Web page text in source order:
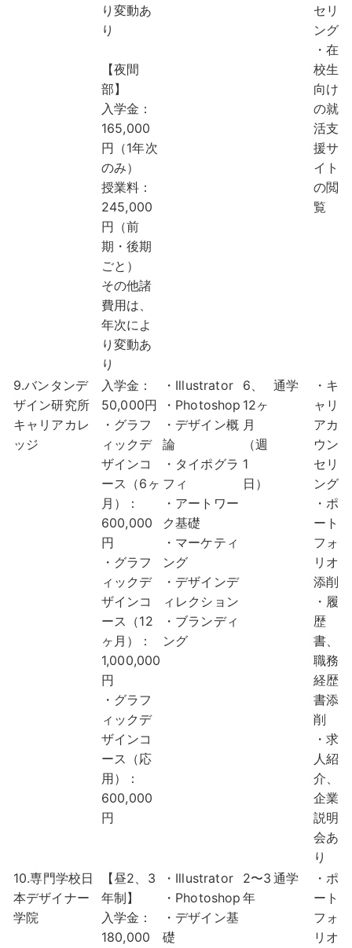
り変動あ
り
【夜間
部】
入学金：
165,000
円（1年次
のみ）
授業料：
245,000
円（前
期・後期
ごと）
その他諸
費用は、
年次によ
り変動あ
り
セリ
ング
・在
校生
向け
の就
活支
援サ
イト
の閲
覧
9.バンタンデ
ザイン研究所
キャリアカレ
ッジ
入学金：
50,000円
・グラフ
ィックデ
ザインコ
ース（6ヶ
月）：
600,000
円
・グラフ
ィックデ
ザインコ
ース（12
ヶ月）：
1,000,000
円
・グラフ
ィックデ
ザインコ
ース（応
用）：
600,000
円
・Illustrator
・Photoshop
・デザイン概
論
・タイポグラ
フィ
・アートワー
ク基礎
・マーケティ
ング
・デザインデ
ィレクション
・ブランディ
ング
6、
12ヶ
月
（週
1
日）
通学
・キ
ャリ
アカ
ウン
セリ
ング
・ポ
ート
フォ
リオ
添削
・履
歴
書、
職務
経歴
書添
削
・求
人紹
介、
企業
説明
会あ
り
10.専門学校日
本デザイナー
学院
【昼2、3
年制】
入学金：
180,000
・Illustrator
・Photoshop
・デザイン基
礎
2〜3
年
通学
・ポ
ート
フォ
リオ